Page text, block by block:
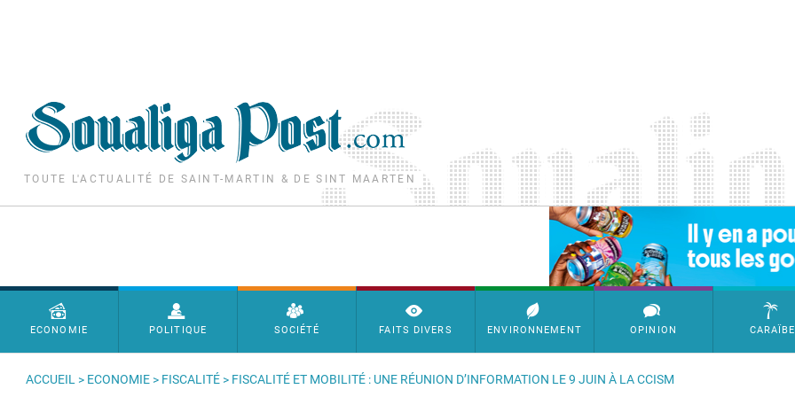
TOUTE L'ACTUALITÉ DE SAINT-MARTIN & DE SINT MAARTEN
SimpleAds Block Bannière
Menu principal
ECONOMIE POLITIQUE SOCIÉTÉ FAITS DIVERS ENVIRONNEMENT OPINION CARAÏBE
ACCUEIL > ECONOMIE > FISCALITÉ > FISCALITÉ ET MOBILITÉ : UNE RÉUNION D’INFORMATION LE 9 JUIN À LA CCISM